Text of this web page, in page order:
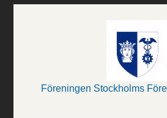
Föreningen Stockholms